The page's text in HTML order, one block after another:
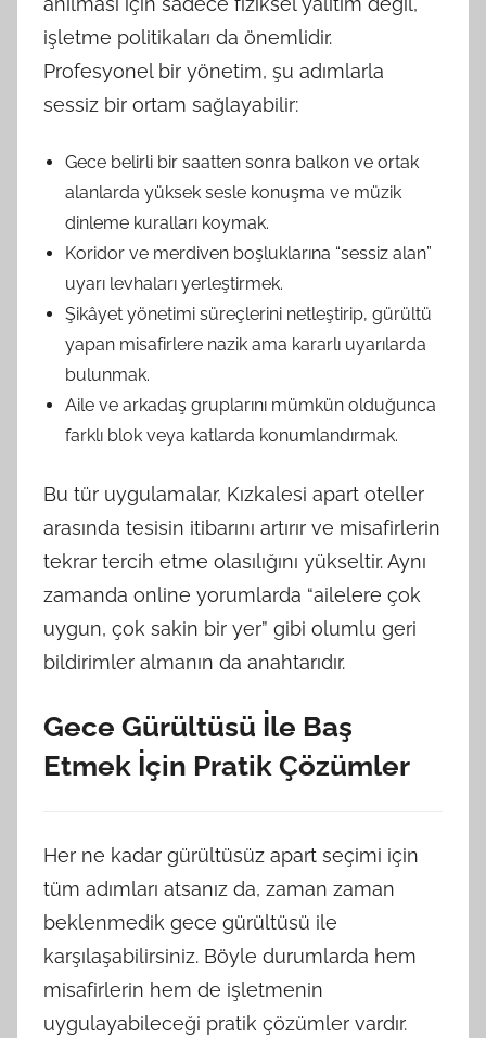
işletme politikaları da önemlidir.
Profesyonel bir yönetim, şu adımlarla
sessiz bir ortam sağlayabilir:
Gece belirli bir saatten sonra balkon ve ortak
alanlarda yüksek sesle konuşma ve müzik
dinleme kuralları koymak.
Koridor ve merdiven boşluklarına “sessiz alan”
uyarı levhaları yerleştirmek.
Şikâyet yönetimi süreçlerini netleştirip, gürültü
yapan misafirlere nazik ama kararlı uyarılarda
bulunmak.
Aile ve arkadaş gruplarını mümkün olduğunca
farklı blok veya katlarda konumlandırmak.
Bu tür uygulamalar, Kızkalesi apart oteller
arasında tesisin itibarını artırır ve misafirlerin
tekrar tercih etme olasılığını yükseltir. Aynı
zamanda online yorumlarda “ailelere çok
uygun, çok sakin bir yer” gibi olumlu geri
bildirimler almanın da anahtarıdır.
Gece Gürültüsü İle Baş
Etmek İçin Pratik Çözümler
Her ne kadar gürültüsüz apart seçimi için
tüm adımları atsanız da, zaman zaman
beklenmedik gece gürültüsü ile
karşılaşabilirsiniz. Böyle durumlarda hem
misafirlerin hem de işletmenin
uygulayabileceği pratik çözümler vardır.